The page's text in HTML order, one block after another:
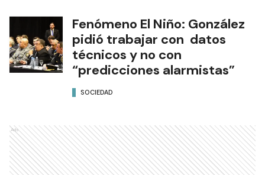
Fenómeno El Niño: González
pidió trabajar con datos
técnicos y no con
“predicciones alarmistas”
SOCIEDAD
Ads